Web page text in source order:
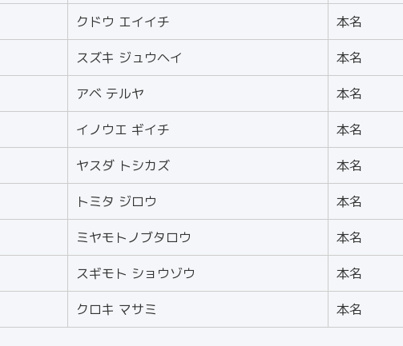
クドウ エイイチ 本名
スズキ ジュウヘイ 本名
アベ テルヤ 本名
イノウエ ギイチ 本名
ヤスダ トシカズ 本名
トミタ ジロウ 本名
ミヤモトノブタロウ 本名
スギモト ショウゾウ 本名
クロキ マサミ 本名